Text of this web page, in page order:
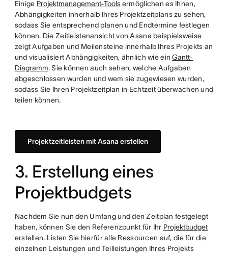
Einige Projektmanagement-Toolsermöglichen es Ihnen,
Abhängigkeiten innerhalb Ihres Projektzeitplans zu sehen,
sodass Sie entsprechend planen und Endtermine festlegen
können. Die Zeitleistenansicht von Asana beispielsweise
zeigt Aufgaben und Meilensteine innerhalb Ihres Projekts an
und visualisiert Abhängigkeiten, ähnlich wie einGantt-
Diagramm. Sie können auch sehen, welche Aufgaben
abgeschlossen wurden und wem sie zugewiesen wurden,
sodass Sie Ihren Projektzeitplan in Echtzeit überwachen und
teilen können.
Projektzeitleisten mit Asana erstellen
3. Erstellung eines
Projektbudgets
Nachdem Sie nun den Umfang und den Zeitplan festgelegt
haben, können Sie den Referenzpunkt für Ihr Projektbudget
erstellen. Listen Sie hierfür alle Ressourcen auf, die für die
einzelnen Leistungen und Teilleistungen Ihres Projekts